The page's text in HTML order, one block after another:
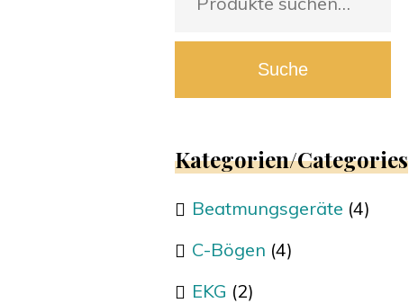
Suche
Kategorien/Categories
Beatmungsgeräte (4)
C-Bögen (4)
EKG (2)